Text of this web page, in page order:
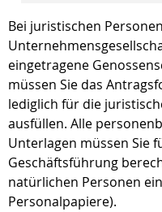
Bei juristischen
eingetragene
müssen Sie das
lediglich für die
ausfüllen. Alle
Unterlagen müssen Sie
Geschäftsführung
natürlichen Personen
Personalpapiere).